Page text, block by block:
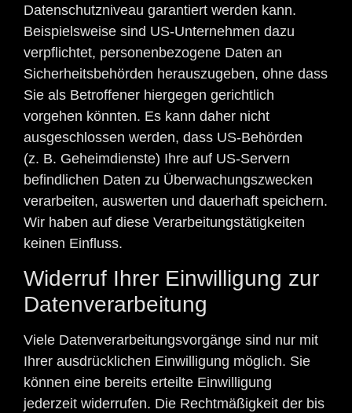
Datenschutzniveau garantiert werden kann.
Beispielsweise sind US-Unternehmen dazu
verpflichtet, personenbezogene Daten an
Sicherheitsbehörden herauszugeben, ohne dass
Sie als Betroffener hiergegen gerichtlich
vorgehen könnten. Es kann daher nicht
ausgeschlossen werden, dass US-Behörden
(z. B. Geheimdienste) Ihre auf US-Servern
befindlichen Daten zu Überwachungszwecken
verarbeiten, auswerten und dauerhaft speichern.
Wir haben auf diese Verarbeitungstätigkeiten
keinen Einfluss.
Widerruf Ihrer Einwilligung zur
Datenverarbeitung
Viele Datenverarbeitungsvorgänge sind nur mit
Ihrer ausdrücklichen Einwilligung möglich. Sie
können eine bereits erteilte Einwilligung
jederzeit widerrufen. Die Rechtmäßigkeit der bis